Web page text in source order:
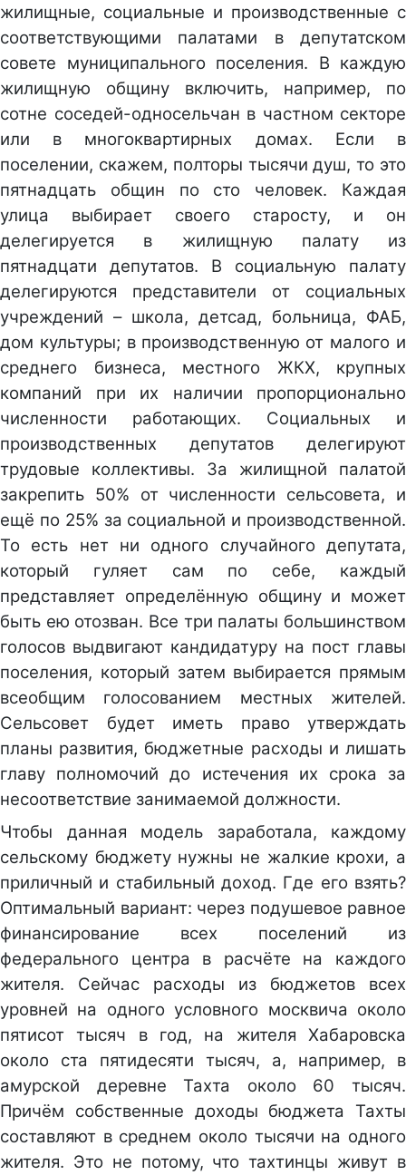
жилищные, социальные и производственные с
соответствующими палатами в депутатском
совете муниципального поселения. В каждую
жилищную общину включить, например, по
сотне соседей-односельчан в частном секторе
или в многоквартирных домах. Если в
поселении, скажем, полторы тысячи душ, то это
пятнадцать общин по сто человек. Каждая
улица выбирает своего старосту, и он
делегируется в жилищную палату из
пятнадцати депутатов. В социальную палату
делегируются представители от социальных
учреждений – школа, детсад, больница, ФАБ,
дом культуры; в производственную от малого и
среднего бизнеса, местного ЖКХ, крупных
компаний при их наличии пропорционально
численности работающих. Социальных и
производственных депутатов делегируют
трудовые коллективы. За жилищной палатой
закрепить 50% от численности сельсовета, и
ещё по 25% за социальной и производственной.
То есть нет ни одного случайного депутата,
который гуляет сам по себе, каждый
представляет определённую общину и может
быть ею отозван. Все три палаты большинством
голосов выдвигают кандидатуру на пост главы
поселения, который затем выбирается прямым
всеобщим голосованием местных жителей.
Сельсовет будет иметь право утверждать
планы развития, бюджетные расходы и лишать
главу полномочий до истечения их срока за
несоответствие занимаемой должности.
Чтобы данная модель заработала, каждому
сельскому бюджету нужны не жалкие крохи, а
приличный и стабильный доход. Где его взять?
Оптимальный вариант: через подушевое равное
финансирование всех поселений из
федерального центра в расчёте на каждого
жителя. Сейчас расходы из бюджетов всех
уровней на одного условного москвича около
пятисот тысяч в год, на жителя Хабаровска
около ста пятидесяти тысяч, а, например, в
амурской деревне Тахта около 60 тысяч.
Причём собственные доходы бюджета Тахты
составляют в среднем около тысячи на одного
жителя. Это не потому, что тахтинцы живут в